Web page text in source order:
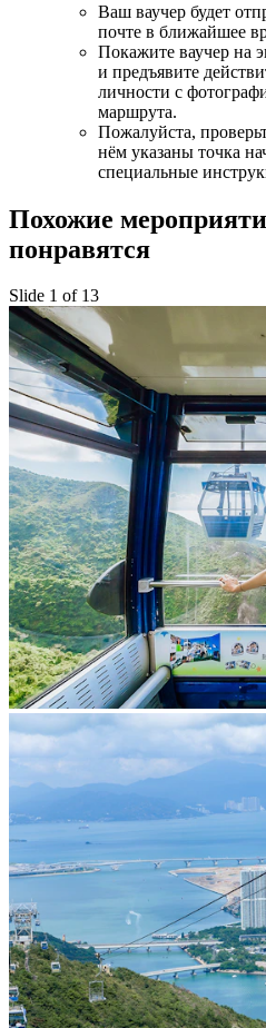
Ваш ваучер будет
почте в ближайшее
Покажите ваучер на
и предъявите
личности с
маршрута.
Пожалуйста,
нём указаны точка
специальные
Похожие
понравятся
Slide 1 of 13